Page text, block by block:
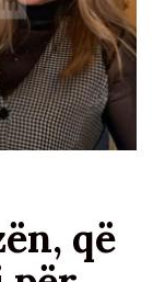
që